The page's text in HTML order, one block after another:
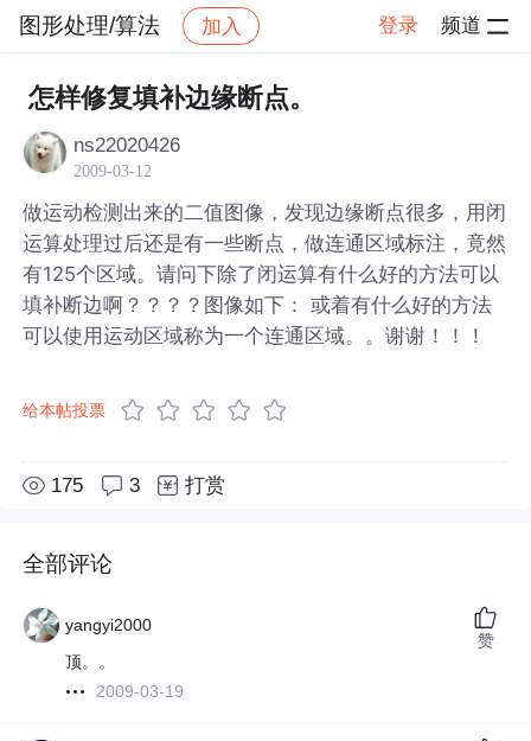
图形处理/算法 加入 登录 频道
社区 图形处理/算法 帖子详情
怎样修复填补边缘断点。
ns22020426
2009-03-12
做运动检测出来的二值图像，发现边缘断点很多，用闭
运算处理过后还是有一些断点，做连通区域标注，竟然
有125个区域。请问下除了闭运算有什么好的方法可以
填补断边啊？？？？图像如下： 或着有什么好的方法
可以使用运动区域称为一个连通区域。。谢谢！！！
给本帖投票
175 3 打赏
全部评论
yangyi2000
顶。。
2009-03-19
赞